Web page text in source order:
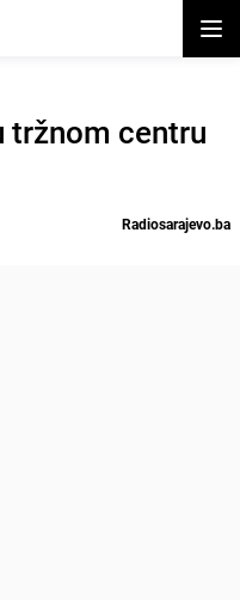
tržnom centru
Radiosarajevo.ba